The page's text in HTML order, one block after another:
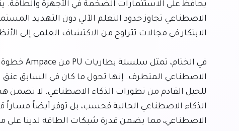
الاصطناعي، مما يضمن قدرة شبكات الطاقة لدينا على